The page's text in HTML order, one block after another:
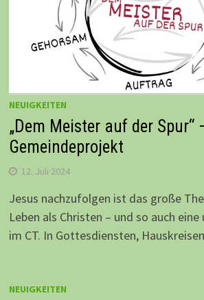
NEUIGKEITEN
„Dem Meister auf der Spur“
Gemeindeprojekt
12. Juli 2024
Jesus nachzufolgen ist das große
Leben als Christen – und so auch eine
im CT. In Gottesdiensten,
NEUIGKEITEN